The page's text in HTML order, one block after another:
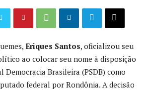
Eriques Santos, oficializou seu
ao colocar seu nome à disposição
Democracia Brasileira (PSDB) como
federal por Rondônia. A decisão